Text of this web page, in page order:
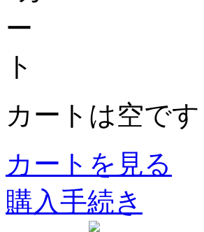
カートは空です
カートを見る
購入手続き